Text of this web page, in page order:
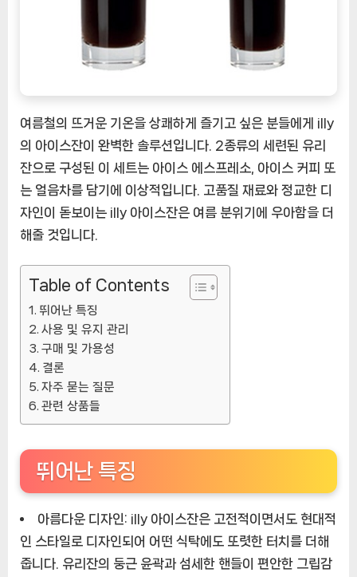
히
세
요
ㅣ
추
천
상
여름철의 뜨거운 기온을 상쾌하게 즐기고 싶은 분들에게 illy
의 아이스잔이 완벽한 솔루션입니다. 2종류의 세련된 유리
잔으로 구성된 이 세트는 아이스 에스프레소, 아이스 커피 또
는 얼음차를 담기에 이상적입니다. 고품질 재료와 정교한 디
자인이 돋보이는 illy 아이스잔은 여름 분위기에 우아함을 더
해줄 것입니다.
Table of Contents
뛰어난 특징
사용 및 유지 관리
구매 및 가용성
결론
자주 묻는 질문
관련 상품들
뛰어난 특징
아름다운 디자인: illy 아이스잔은 고전적이면서도 현대적
인 스타일로 디자인되어 어떤 식탁에도 또렷한 터치를 더해
줍니다. 유리잔의 둥근 윤곽과 섬세한 핸들이 편안한 그립감